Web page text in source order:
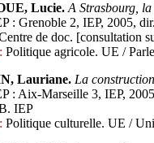
Lucie. A Strasbourg,
: Grenoble 2, IEP, 2005,
de doc. [consultation
Politique agricole. UE /
Lauriane. La
: Aix-Marseille 3, IEP,
IEP
Politique culturelle. UE /